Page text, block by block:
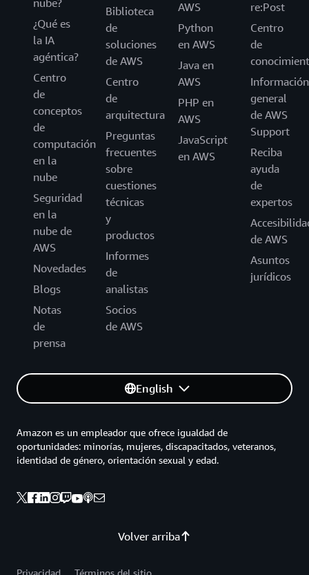
nube?
¿Qué es
la IA
agéntica?
Centro
de
conceptos
de
computación
en la
nube
Seguridad
en la
nube de
AWS
Novedades
Blogs
Notas
de
prensa
Biblioteca
de
soluciones
de AWS
Centro
de
arquitectura
Preguntas
frecuentes
sobre
cuestiones
técnicas
y
productos
Informes
de
analistas
Socios
de AWS
AWS
Python
en AWS
Java en
AWS
PHP en
AWS
JavaScript
en AWS
re:Post
Centro
de
Información
general
de AWS
Support
Reciba
ayuda
de
expertos
de AWS
Asuntos
jurídicos
English
Volver arriba
Amazon es un empleador que ofrece igualdad de
oportunidades: minorías, mujeres, discapacitados, veteranos,
identidad de género, orientación sexual y edad.
Privacidad Términos del sitio